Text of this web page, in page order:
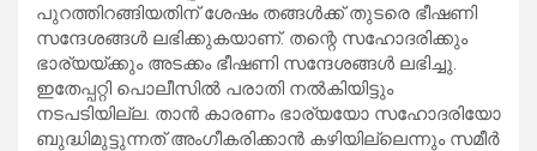
പുറത്തിറങ്ങിയതിന് ശേഷം തങ്ങള്‍ക്ക് തുടരെ ഭീഷണി
സന്ദേശങ്ങള്‍ ലഭിക്കുകയാണ്. തന്റെ സഹോദരിക്കും
ഭാര്യയ്ക്കും അടക്കം ഭീഷണി സന്ദേശങ്ങള്‍ ലഭിച്ചു.
ഇതേപ്പറ്റി പൊലീസില്‍ പരാതി നല്‍കിയിട്ടും
നടപടിയില്ല. താന്‍ കാരണം ഭാര്യയോ സഹോദരിയോ
ബുദ്ധിമുട്ടുന്നത് അംഗീകരിക്കാന്‍ കഴിയില്ലെന്നും സമീര്‍